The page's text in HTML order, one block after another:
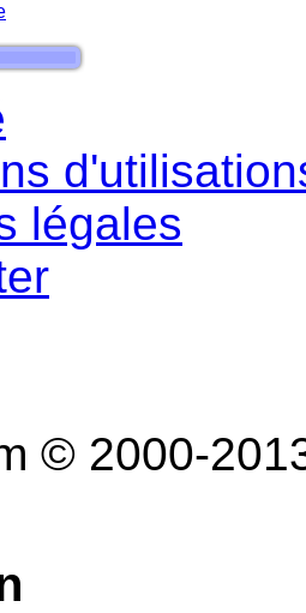
légales
© 2000-